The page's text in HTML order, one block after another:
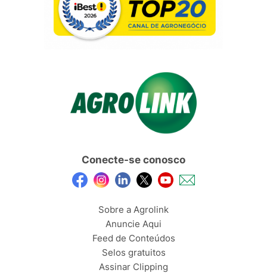
Conecte-se conosco
Sobre a Agrolink
Anuncie Aqui
Feed de Conteúdos
Selos gratuitos
Assinar Clipping